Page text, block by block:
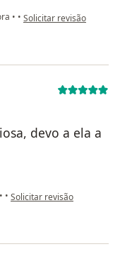
• • na opinião do utilizador
Solicitar revisão
devo a ela a
• • na opinião do utilizador
Solicitar revisão